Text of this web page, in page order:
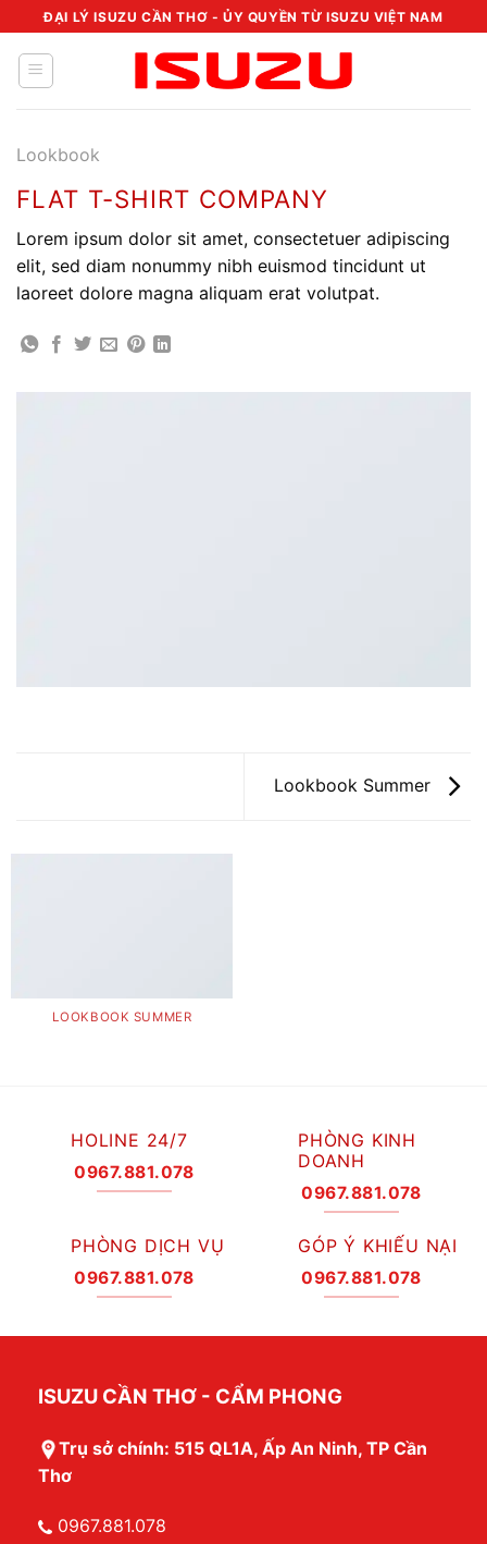
Chuyển
đến
dung
ĐẠI LÝ ISUZU CẦN THƠ - ỦY QUYỀN TỪ ISUZU VIỆT NAM
Lookbook
FLAT T-SHIRT COMPANY
Lorem ipsum dolor sit amet, consectetuer adipiscing
elit, sed diam nonummy nibh euismod tincidunt ut
laoreet dolore magna aliquam erat volutpat.
Lookbook Summer
LOOKBOOK SUMMER
HOLINE 24/7
0967.881.078
PHÒNG KINH
DOANH
0967.881.078
PHÒNG DỊCH VỤ
0967.881.078
GÓP Ý KHIẾU NẠI
0967.881.078
ISUZU CẦN THƠ - CẨM PHONG
Trụ sở chính: 515 QL1A, Ấp An Ninh, TP Cần
Thơ
0967.881.078